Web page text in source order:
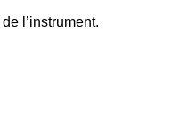
l’instrument.